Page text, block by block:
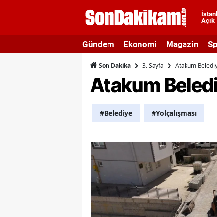
Açık
Gündem Ekonomi Magazin
Son Dakika 3. Sayfa Atakum
Atakum
#Belediye #Yolçalışması